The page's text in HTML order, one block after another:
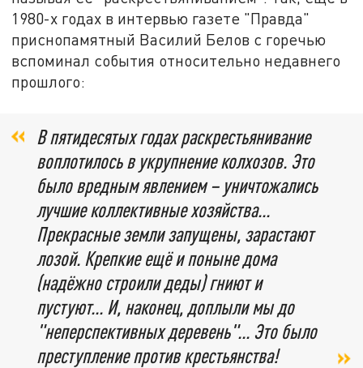
1980-х годах в интервью газете "Правда"
приснопамятный Василий Белов с горечью
вспоминал события относительно недавнего
прошлого:
В пятидесятых годах раскрестьянивание
воплотилось в укрупнение колхозов. Это
было вредным явлением – уничтожались
лучшие коллективные хозяйства...
Прекрасные земли запущены, зарастают
лозой. Крепкие ещё и поныне дома
(надёжно строили деды) гниют и
пустуют... И, наконец, доплыли мы до
"неперспективных деревень"... Это было
преступление против крестьянства!